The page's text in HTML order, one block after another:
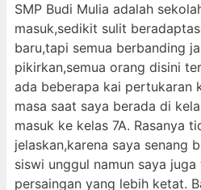
SMP Budi Mulia adalah
masuk,sedikit sulit
baru,tapi semua berbanding
pikirkan,semua orang disini
ada beberapa kai pertukaran
masa saat saya berada di
masuk ke kelas 7A. Rasanya
jelaskan,karena saya senang
siswi unggul namun saya
persaingan yang lebih ketat.